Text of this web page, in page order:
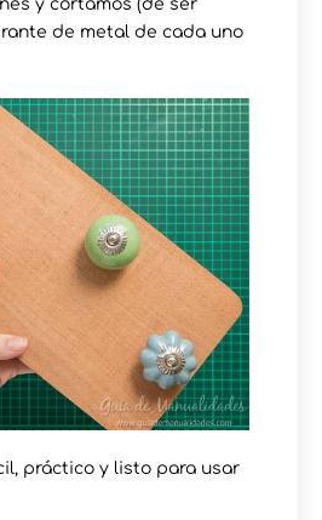
y cortamos (de ser
de metal de cada uno
práctico y listo para usar